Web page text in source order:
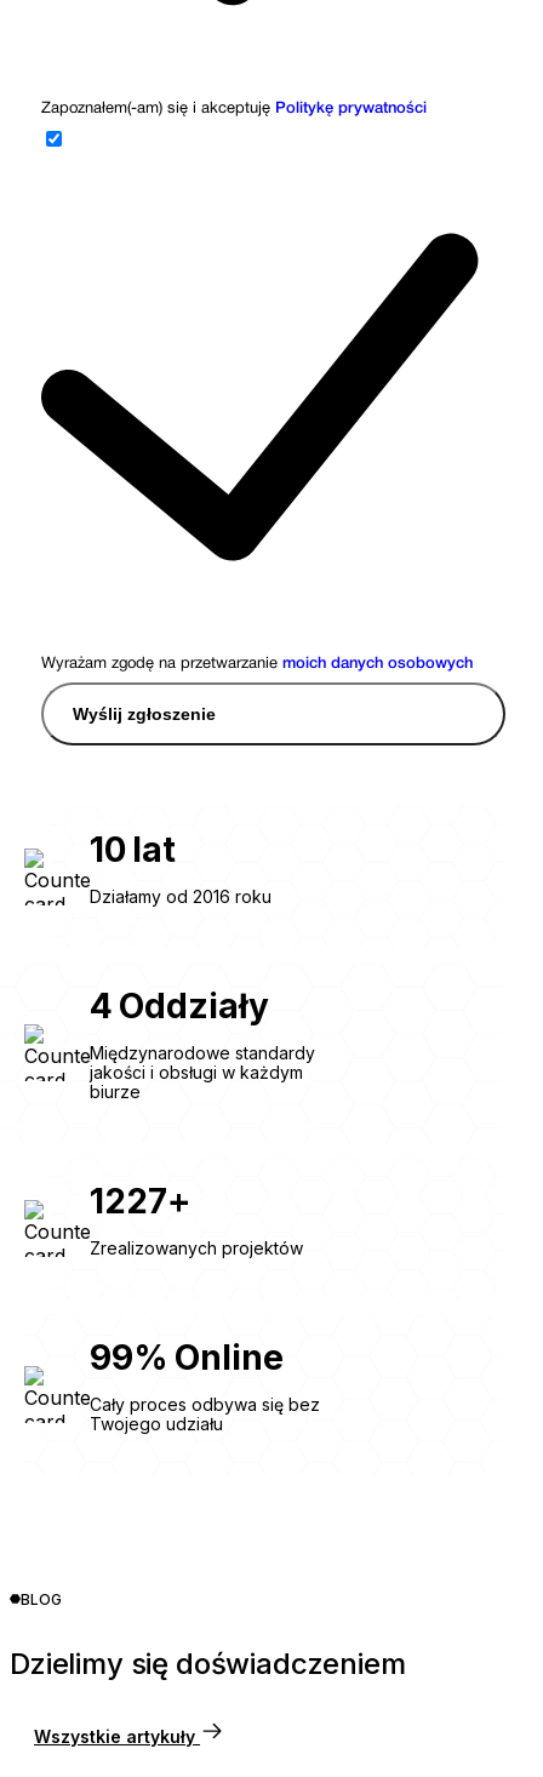
Zapoznałem(-am) się i akceptuję Politykę prywatności
Wyrażam zgodę na przetwarzanie moich danych osobowych
Wyślij zgłoszenie
10 lat
Działamy od 2016 roku
4 Oddziały
Międzynarodowe standardy
jakości i obsługi w każdym
biurze
1227+
Zrealizowanych projektów
99% Online
Cały proces odbywa się bez
Twojego udziału
BLOG
Dzielimy się doświadczeniem
Wszystkie artykuły